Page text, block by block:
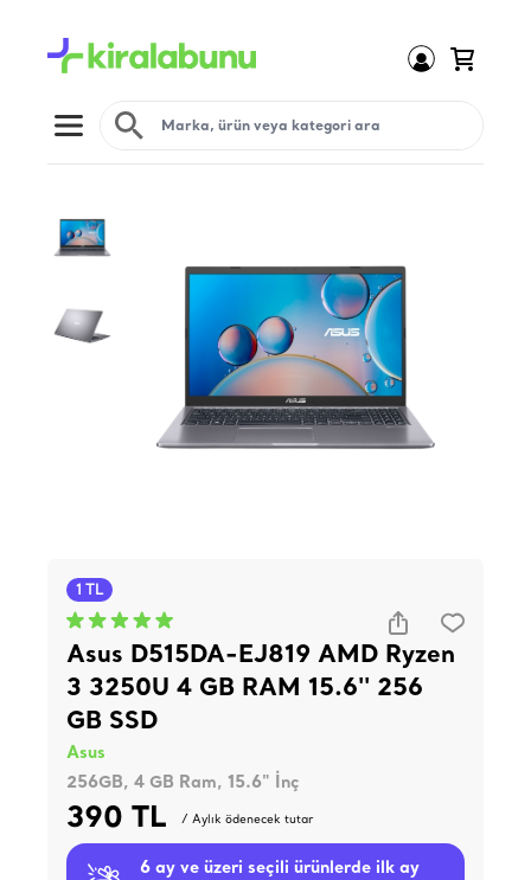
Open menu
1 TL
Asus D515DA-EJ819 AMD Ryzen
3 3250U 4 GB RAM 15.6'' 256
GB SSD
Asus
256GB, 4 GB Ram, 15.6" İnç
390 TL / Aylık ödenecek tutar
6 ay ve üzeri seçili ürünlerde ilk ay